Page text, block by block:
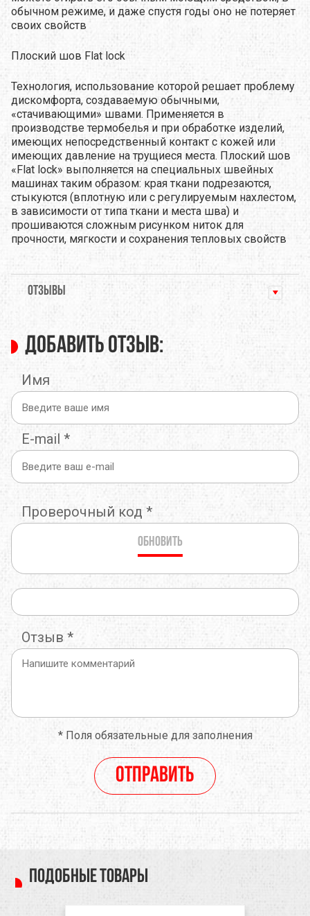
обычном режиме, и даже спустя годы оно не потеряет
своих свойств
Плоский шов Flat lock
Технология, использование которой решает проблему
дискомфорта, создаваемую обычными,
«стачивающими» швами. Применяется в
производстве термобелья и при обработке изделий,
имеющих непосредственный контакт с кожей или
имеющих давление на трущиеся места. Плоский шов
«Flat lock» выполняется на специальных швейных
машинах таким образом: края ткани подрезаются,
стыкуются (вплотную или с регулируемым нахлестом,
в зависимости от типа ткани и места шва) и
прошиваются сложным рисунком ниток для
прочности, мягкости и сохранения тепловых свойств
ОТЗЫВЫ
Добавить отзыв:
Имя
E-mail *
Проверочный код *
Обновить
Отзыв *
*Поля обязательные для заполнения
Отправить
Подобные товары